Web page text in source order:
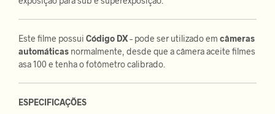
Este filme possui Código DX– pode ser utilizado em câmeras
automáticas normalmente, desde que a câmera aceite filmes
asa 100 e tenha o fotômetro calibrado.
ESPECIFICAÇÕES